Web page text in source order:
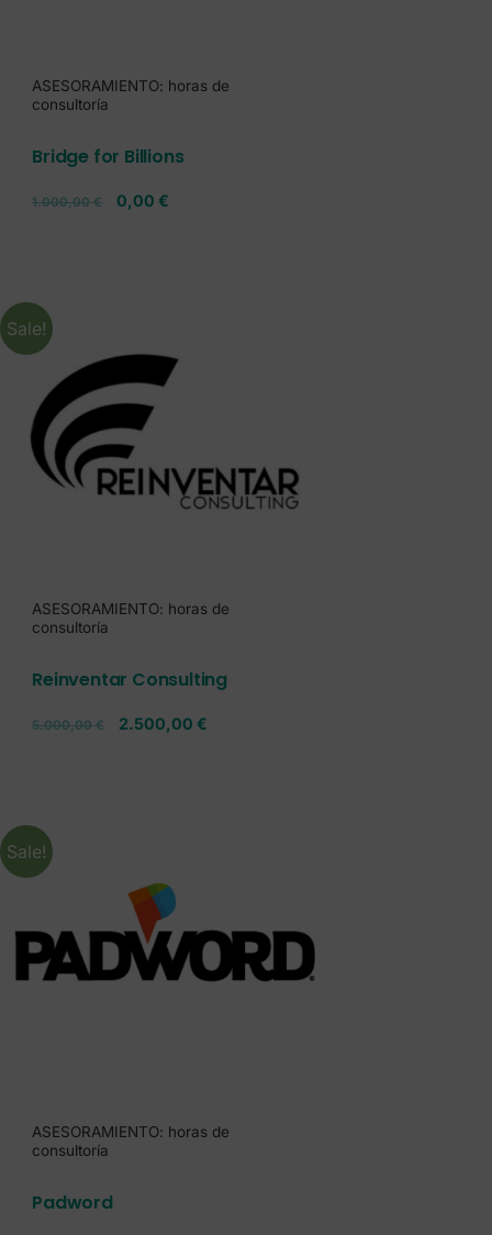
ASESORAMIENTO: horas de
consultoría
Bridge for Billions
1.000,00€ 0,00 €
Sale!
ASESORAMIENTO: horas de
consultoría
Reinventar Consulting
5.000,00€ 2.500,00 €
Sale!
ASESORAMIENTO: horas de
consultoría
Padword